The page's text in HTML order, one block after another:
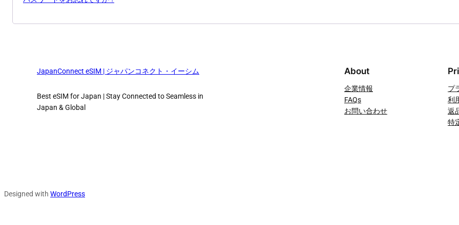
JapanConnect eSIM | ジャパンコネクト・イーシム
Best eSIM for Japan | Stay Connected to Seamless in
Japan & Global
About
企業情報
FAQs
お問い合わせ
プ
利
返
特
Designed with WordPress